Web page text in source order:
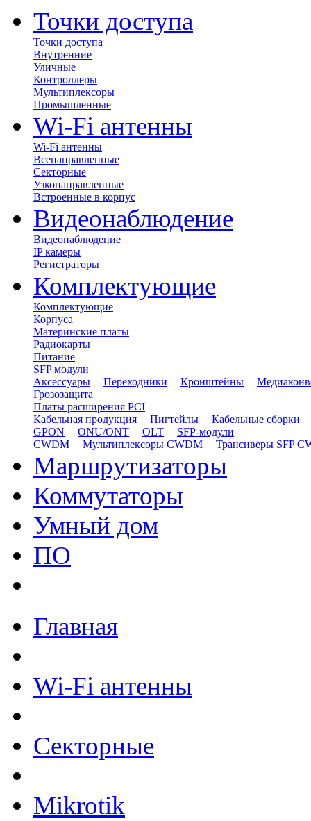
Точки доступа
Точки доступа
Внутренние
Уличные
Контроллеры
Мультиплексоры
Промышленные
Wi-Fi антенны
Wi-Fi антенны
Всенаправленные
Секторные
Узконаправленные
Встроенные в корпус
Видеонаблюдение
Видеонаблюдение
IP камеры
Регистраторы
Комплектующие
Комплектующие
Корпуса
Материнские платы
Радиокарты
Питание
SFP модули
Аксессуары
Переходники Кронштейны
Грозозащита
Платы расширения PCI
Кабельная продукция
Пигтейлы
Кабельные сборки
GPON
ONU/ONT OLT
SFP-модули
CWDM
Мультиплексоры CWDM Трансиверы SFP
Маршрутизаторы
Коммутаторы
Умный дом
ПО
Главная
Wi-Fi антенны
Секторные
Mikrotik